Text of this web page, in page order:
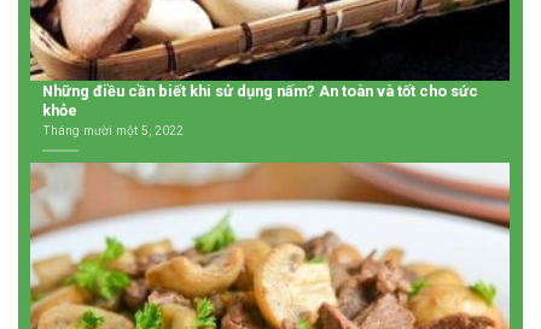
Những điều cần biết khi sử dụng nấm? An toàn và tốt cho sức
khỏe
Tháng mười một 5, 2022